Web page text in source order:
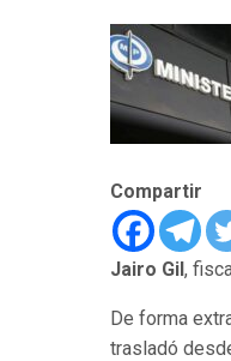
Compartir
Jairo Gil,
De forma
trasladó